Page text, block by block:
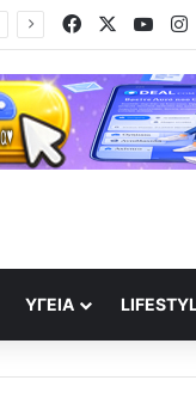
Facebook
ΥΓΕΊΑ